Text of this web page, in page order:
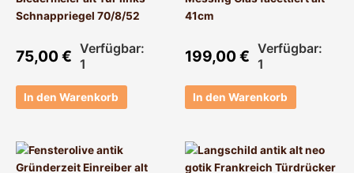
Schnappriegel 70/8/52
75,00€ Verfügbar:
1
In den Warenkorb
41cm
199,00€ Verfügbar:
1
In den Warenkorb